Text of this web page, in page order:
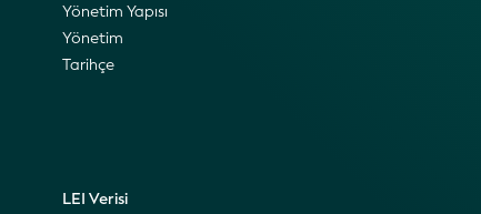
Yönetim Yapısı
Yönetim
Tarihçe
LEI Verisi